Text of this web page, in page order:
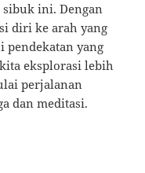
ini. Dengan
diri ke arah yang
yang
eksplorasi lebih
perjalanan
dan meditasi.